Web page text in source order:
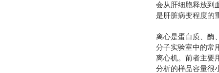
会从肝细胞释放到
是肝脏病变程度的
离心是蛋白质、酶
分子实验室中的常
离心机。前者主要
分析的样品容量很